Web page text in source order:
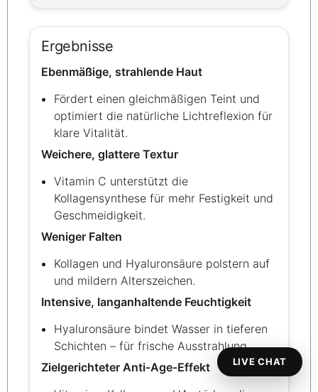
Ergebnisse
Ebenmäßige, strahlende Haut
Fördert einen gleichmäßigen Teint und
optimiert die natürliche Lichtreflexion für
klare Vitalität.
Weichere, glattere Textur
Vitamin C unterstützt die
Kollagensynthese für mehr Festigkeit und
Geschmeidigkeit.
Weniger Falten
Kollagen und Hyaluronsäure polstern auf
und mildern Alterszeichen.
Intensive, langanhaltende Feuchtigkeit
Hyaluronsäure bindet Wasser in tieferen
Schichten – für frische Ausstrahlung.
Zielgerichteter Anti‑Age‑Effekt
LIVE CHAT